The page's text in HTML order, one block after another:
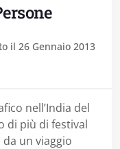
il 26 Gennaio 2013
nell’India del
di più di festival
un viaggio